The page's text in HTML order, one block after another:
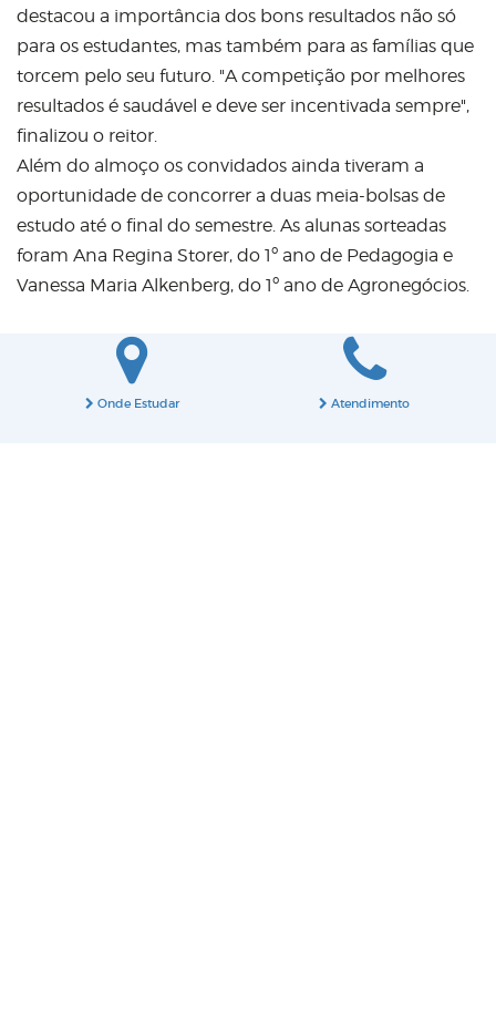
destacou a importância dos bons resultados não só
para os estudantes, mas também para as famílias que
torcem pelo seu futuro. "A competição por melhores
resultados é saudável e deve ser incentivada sempre",
finalizou o reitor.
Além do almoço os convidados ainda tiveram a
oportunidade de concorrer a duas meia-bolsas de
estudo até o final do semestre. As alunas sorteadas
foram Ana Regina Storer, do 1º ano de Pedagogia e
Vanessa Maria Alkenberg, do 1º ano de Agronegócios.
Onde Estudar Atendimento